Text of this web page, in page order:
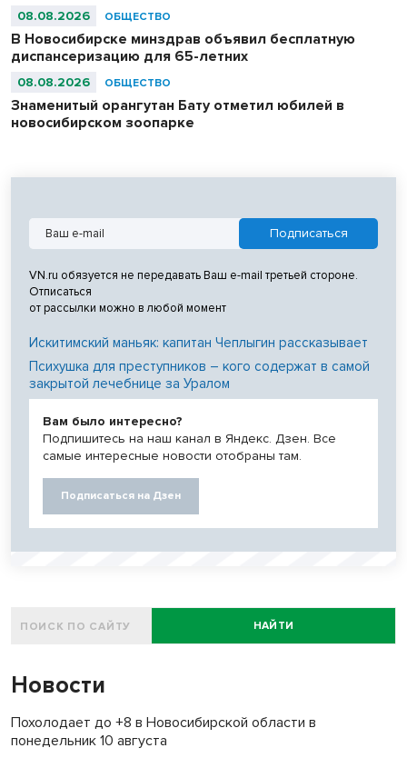
08.08.2026 ОБЩЕСТВО
В Новосибирске минздрав объявил бесплатную
диспансеризацию для 65-летних
08.08.2026 ОБЩЕСТВО
Знаменитый орангутан Бату отметил юбилей в
новосибирском зоопарке
VN.ru обязуется не передавать Ваш e-mail третьей стороне.
Отписаться
от рассылки можно в любой момент
Искитимский маньяк: капитан Чеплыгин рассказывает
Психушка для преступников – кого содержат в самой
закрытой лечебнице за Уралом
Вам было интересно?
Подпишитесь на наш канал в Яндекс. Дзен. Все
самые интересные новости отобраны там.
Подписаться на Дзен
НАЙТИ
Новости
Похолодает до +8 в Новосибирской области в
понедельник 10 августа